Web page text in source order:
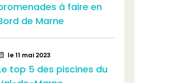
à faire en
de Marne
le 11 mai 2023
top 5 des piscines du